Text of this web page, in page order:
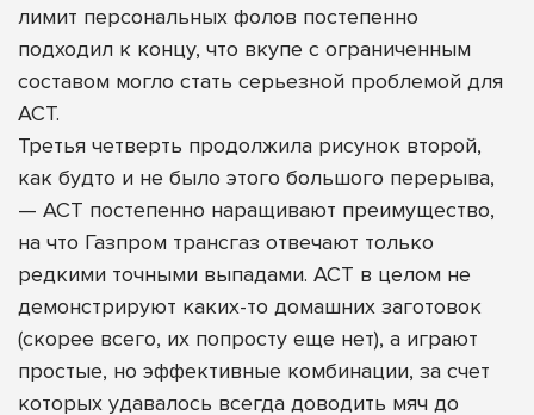
лимит персональных фолов постепенно
подходил к концу, что вкупе с ограниченным
составом могло стать серьезной проблемой для
АСТ.
Третья четверть продолжила рисунок второй,
как будто и не было этого большого перерыва,
— АСТ постепенно наращивают преимущество,
на что Газпром трансгаз отвечают только
редкими точными выпадами. АСТ в целом не
демонстрируют каких-то домашних заготовок
(скорее всего, их попросту еще нет), а играют
простые, но эффективные комбинации, за счет
которых удавалось всегда доводить мяч до